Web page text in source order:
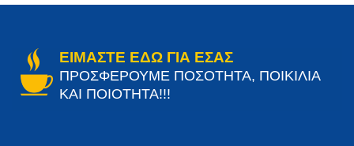
ΕΙΜΑΣΤΕ ΕΔΩ ΓΙΑ ΕΣΑΣ
ΠΡΟΣΦΕΡΟΥΜΕ ΠΟΣΟΤΗΤΑ, ΠΟΙΚΙΛΙΑ
ΚΑΙ ΠΟΙΟΤΗΤΑ!!!